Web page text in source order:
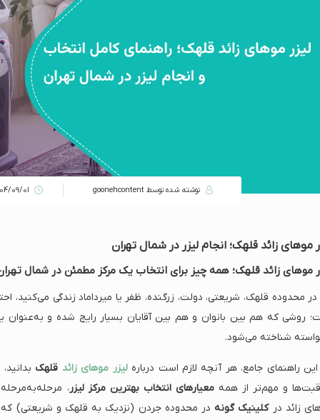
نوشته شده توسط goonehcontent 09/01
موهای زائد قلهک؛ انجام لیزر در شمال تهران
موهای زائد قلهک؛ همه چیز برای انتخاب یک مرکز مطمئن در شمال
در محدوده قلهک، شریعتی، دولت، زرگنده، ظفر یا میرداماد زندگی می‌کنید،
روشی که هم بین بانوان و هم بین آقایان بسیار رایج شده و
شناخته می‌شود.
راهنمای جامع، هر آنچه لازم است دربارهلیزر موهای زائد قلهک
و مهم‌تر از همهمعیارهای انتخاب بهترین مرکز لیزر ،
زائد درکلینیک گونه در محدوده جردن (نزدیک به قلهک و شریعتی) که